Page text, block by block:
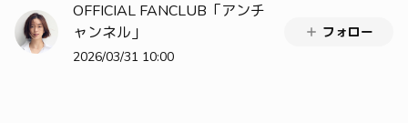
OFFICIAL FANCLUB「アンチ
ャンネル」
2026/03/31 10:00
フォロー